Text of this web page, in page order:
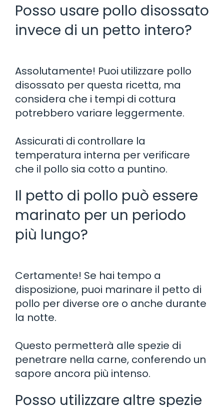
Posso usare pollo disossato
invece di un petto intero?
Assolutamente! Puoi utilizzare pollo
disossato per questa ricetta, ma
considera che i tempi di cottura
potrebbero variare leggermente.
Assicurati di controllare la
temperatura interna per verificare
che il pollo sia cotto a puntino.
Il petto di pollo può essere
marinato per un periodo
più lungo?
Certamente! Se hai tempo a
disposizione, puoi marinare il petto di
pollo per diverse ore o anche durante
la notte.
Questo permetterà alle spezie di
penetrare nella carne, conferendo un
sapore ancora più intenso.
Posso utilizzare altre spezie